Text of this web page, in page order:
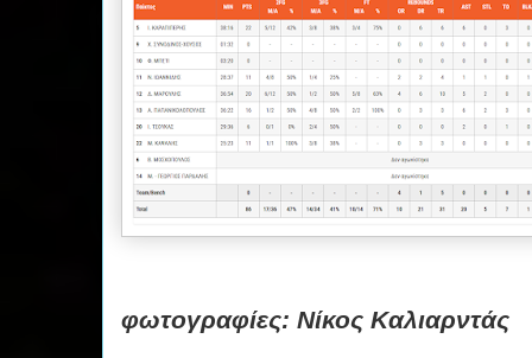
φωτογραφίες: Νίκος Καλιαρντάς